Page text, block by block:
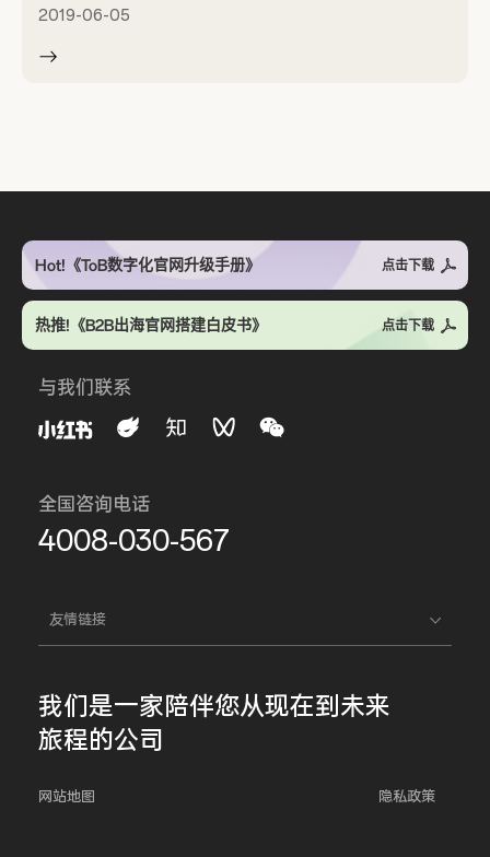
2019-06-05
Hot!《ToB数字化官网升级手册》 点击下载
热推!《B2B出海官网搭建白皮书》 点击下载
与我们联系
全国咨询电话
4008-030-567
友情链接
我们是一家陪伴您从现在到未来
旅程的公司
网站地图 隐私政策